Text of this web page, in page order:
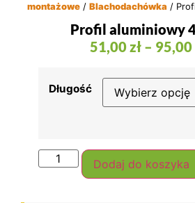
montażowe / Blachodachówka /
Profil aluminiowy
51,00zł – 95,00
Długość
Dodaj do koszyka